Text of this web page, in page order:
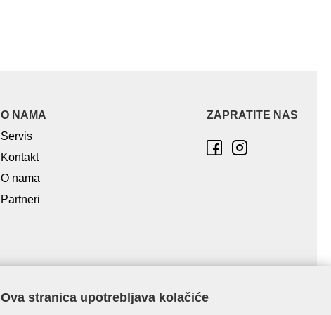
O NAMA
Servis
Kontakt
O nama
Partneri
ZAPRATITE NAS
Ova stranica upotrebljava kolačiće